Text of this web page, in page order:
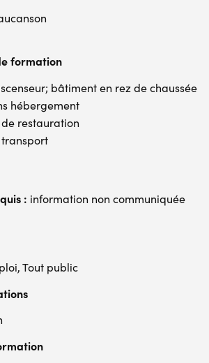
formation
bâtiment en rez de chaussée
hébergement
de restauration
: information non communiquée
Tout public